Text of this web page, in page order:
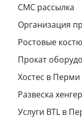
СМС рассылка
Организация
Ростовые
Прокат
Хостес в Перми
Развеска
Услуги BTL в